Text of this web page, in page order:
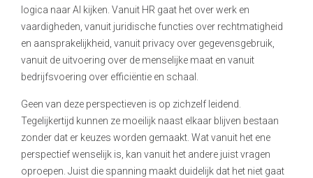
logica naar AI kijken. Vanuit HR gaat het over werk en
vaardigheden, vanuit juridische functies over rechtmatigheid
en aansprakelijkheid, vanuit privacy over gegevensgebruik,
vanuit de uitvoering over de menselijke maat en vanuit
bedrijfsvoering over efficiëntie en schaal.
Geen van deze perspectieven is op zichzelf leidend.
Tegelijkertijd kunnen ze moeilijk naast elkaar blijven bestaan
zonder dat er keuzes worden gemaakt. Wat vanuit het ene
perspectief wenselijk is, kan vanuit het andere juist vragen
oproepen. Juist die spanning maakt duidelijk dat het niet gaat